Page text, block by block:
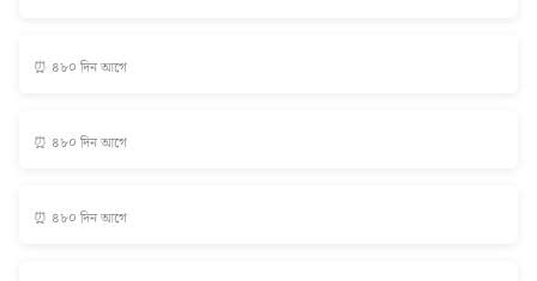
⏰ ৪৮০ দিন আগে
⏰ ৪৮০ দিন আগে
⏰ ৪৮০ দিন আগে